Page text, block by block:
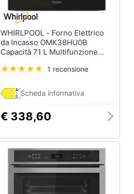
WHIRLPOOL - Forno Elettrico
da Incasso OMK38HU0B
Capacità 71 L Multifunzione
Colore Nero 1 recensione
Scheda informativa
€ 338,60